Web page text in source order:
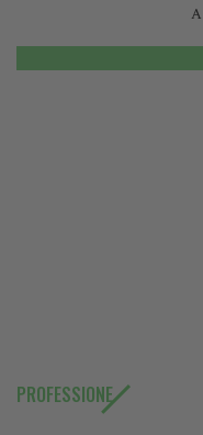
PROFESSIONE